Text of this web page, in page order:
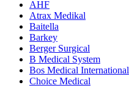
AHF
Atrax Medikal
Baitella
Barkey
Berger Surgical
B Medical System
Bos Medical International
Choice Medical